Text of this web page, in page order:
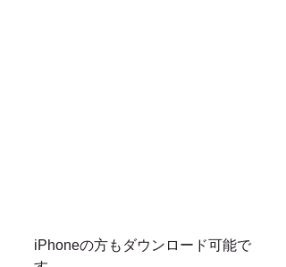
iPhoneの方もダウンロード可能で